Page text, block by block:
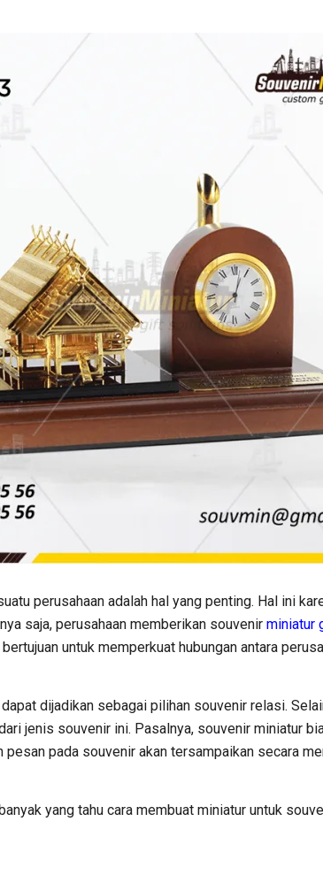
perusahaan adalah hal yang penting. Hal ini
saja, perusahaan memberikan souvenir miniatur
untuk memperkuat hubungan antara
dijadikan sebagai pilihan souvenir relasi.
jenis souvenir ini. Pasalnya, souvenir miniatur
pada souvenir akan tersampaikan secara
yang tahu cara membuat miniatur untuk